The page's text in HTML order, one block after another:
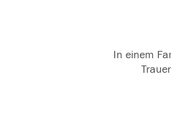
In einem